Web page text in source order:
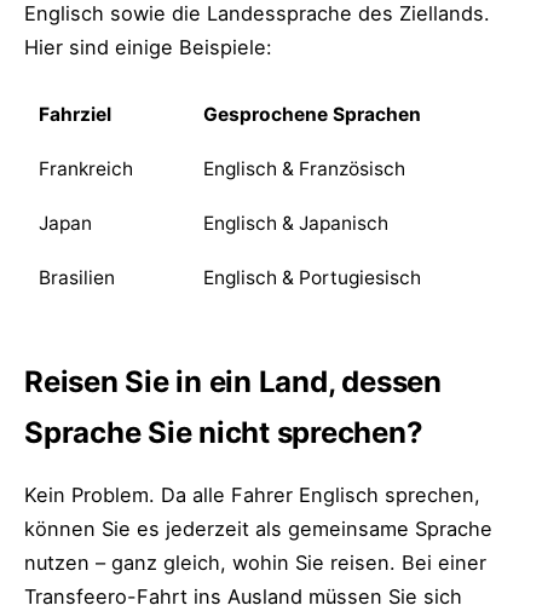
Englisch sowie die Landessprache des Ziellands.
Hier sind einige Beispiele:
Fahrziel Gesprochene Sprachen
Frankreich Englisch & Französisch
Japan Englisch & Japanisch
Brasilien Englisch & Portugiesisch
Reisen Sie in ein Land, dessen
Sprache Sie nicht sprechen?
Kein Problem. Da alle Fahrer Englisch sprechen,
können Sie es jederzeit als gemeinsame Sprache
nutzen – ganz gleich, wohin Sie reisen. Bei einer
Transfeero-Fahrt ins Ausland müssen Sie sich